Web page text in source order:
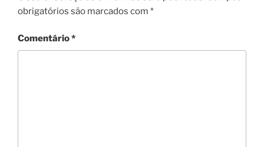
obrigatórios são marcados com *
Comentário*